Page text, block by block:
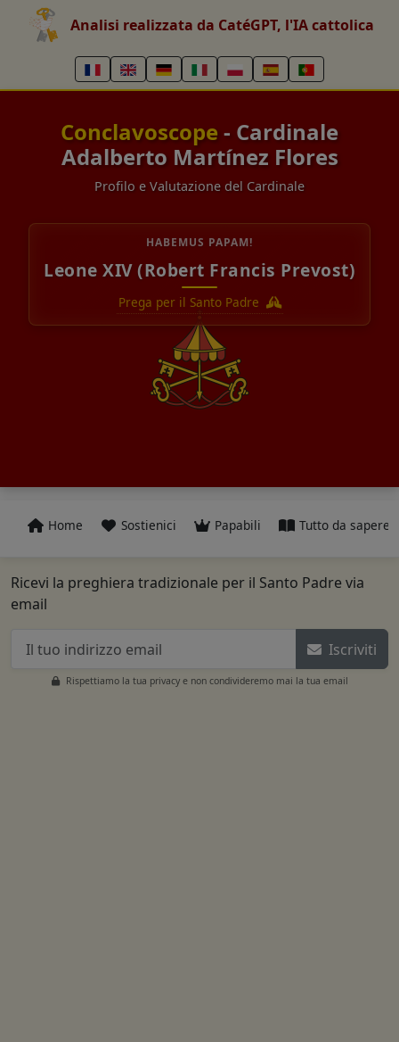
Analisi realizzata da CatéGPT, l'IA cattolica
Conclavoscope - Cardinale
Adalberto Martínez Flores
Profilo e Valutazione del Cardinale
HABEMUS PAPAM!
Leone XIV (Robert Francis Prevost)
Prega per il Santo Padre
Home Sostienici Papabili Tutto da sapere
Ricevi la preghiera tradizionale per il Santo Padre via
email
Iscriviti
Rispettiamo la tua privacy e non condivideremo mai la tua email